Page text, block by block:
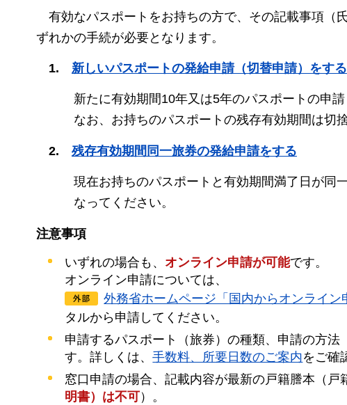
有効なパスポートをお持ちの方で、その記載事項（
ずれかの手続が必要となります。
1. 新しいパスポートの発給申請（切替申請）をする
新たに有効期間10年又は5年のパスポートの申
なお、お持ちのパスポートの残存有効期間は切
2. 残存有効期間同一旅券の発給申請をする
現在お持ちのパスポートと有効期間満了日が同
なってください。
注意事項
いずれの場合も、 オンライン申請が可能です。
オンライン申請については、
外務省ホームページ「国内からオンライン
タルから申請してください。
申請するパスポート（旅券）の種類、申請の方
す。詳しくは、手数料、所要日数のご案内をご確
窓口申請の場合、記載内容が最新の戸籍謄本（戸
明書）は不可）。